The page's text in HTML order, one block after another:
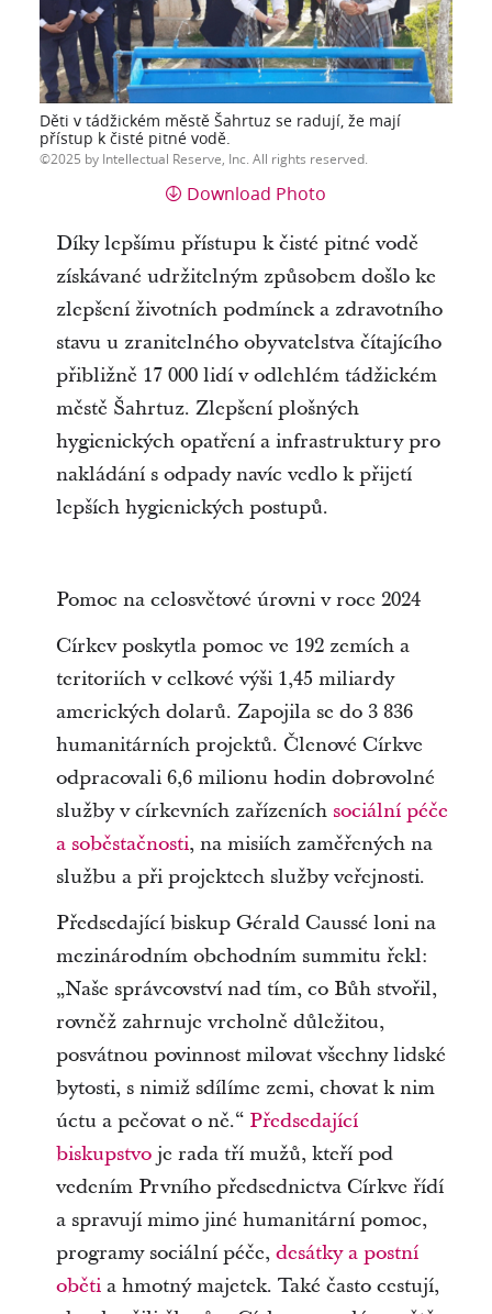
Děti v tádžickém městě Šahrtuz se radují, že mají
přístup k čisté pitné vodě.
2025 by Intellectual Reserve, Inc. All rights reserved.
Download Photo
Díky lepšímu přístupu k čisté pitné vodě
získávané udržitelným způsobem došlo ke
zlepšení životních podmínek a zdravotního
stavu u zranitelného obyvatelstva čítajícího
přibližně 17 000 lidí v odlehlém tádžickém
městě Šahrtuz. Zlepšení plošných
hygienických opatření a infrastruktury pro
nakládání s odpady navíc vedlo k přijetí
lepších hygienických postupů.
Pomoc na celosvětové úrovni v roce 2024
Církev poskytla pomoc ve 192 zemích a
teritoriích v celkové výši 1,45 miliardy
amerických dolarů. Zapojila se do 3 836
humanitárních projektů. Členové Církve
odpracovali 6,6 milionu hodin dobrovolné
služby v církevních zařízeních sociální péče
a soběstačnosti, na misiích zaměřených na
službu a při projektech služby veřejnosti.
Předsedající biskup Gérald Caussé loni na
mezinárodním obchodním summitu řekl:
„Naše správcovství nad tím, co Bůh stvořil,
rovněž zahrnuje vrcholně důležitou,
posvátnou povinnost milovat všechny lidské
bytosti, s nimiž sdílíme zemi, chovat k nim
úctu a pečovat o ně.“ Předsedající
biskupstvoje rada tří mužů, kteří pod
vedením Prvního předsednictva Církve řídí
a spravují mimo jiné humanitární pomoc,
programy sociální péče, desátky a postní
obětia hmotný majetek. Také často cestují,